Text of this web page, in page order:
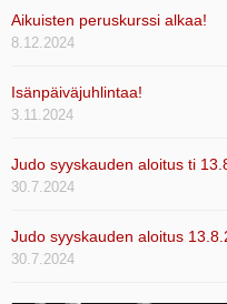
Aikuisten peruskurssi alkaa!
8.12.2024
Isänpäiväjuhlintaa!
3.11.2024
Judo syyskauden aloitus ti
30.7.2024
Judo syyskauden aloitus
30.7.2024